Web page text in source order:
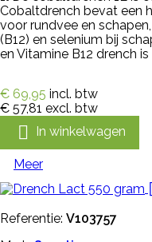
Cobaltdrench bevat een
voor rundvee en
(B12) en selenium bij
en Vitamine B12 drench
€ 69,95 incl. btw
€ 57,81 excl. btw
 In winkelwagen
Meer
Referentie: V103757